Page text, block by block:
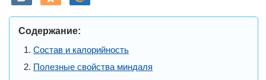
Содержание:
Состав и калорийность
Полезные свойства миндаля